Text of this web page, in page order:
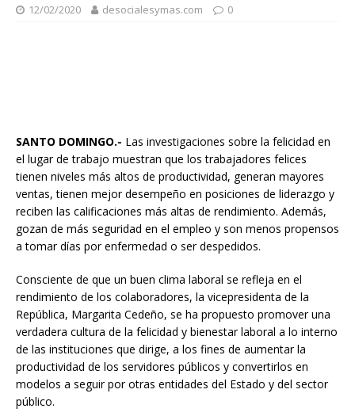
12/02/2020 desocialesymas.com 0
SANTO DOMINGO.- Las investigaciones sobre la felicidad en
el lugar de trabajo muestran que los trabajadores felices
tienen niveles más altos de productividad, generan mayores
ventas, tienen mejor desempeño en posiciones de liderazgo y
reciben las calificaciones más altas de rendimiento. Además,
gozan de más seguridad en el empleo y son menos propensos
a tomar días por enfermedad o ser despedidos.
Consciente de que un buen clima laboral se refleja en el
rendimiento de los colaboradores, la vicepresidenta de la
República, Margarita Cedeño, se ha propuesto promover una
verdadera cultura de la felicidad y bienestar laboral a lo interno
de las instituciones que dirige, a los fines de aumentar la
productividad de los servidores públicos y convertirlos en
modelos a seguir por otras entidades del Estado y del sector
público.